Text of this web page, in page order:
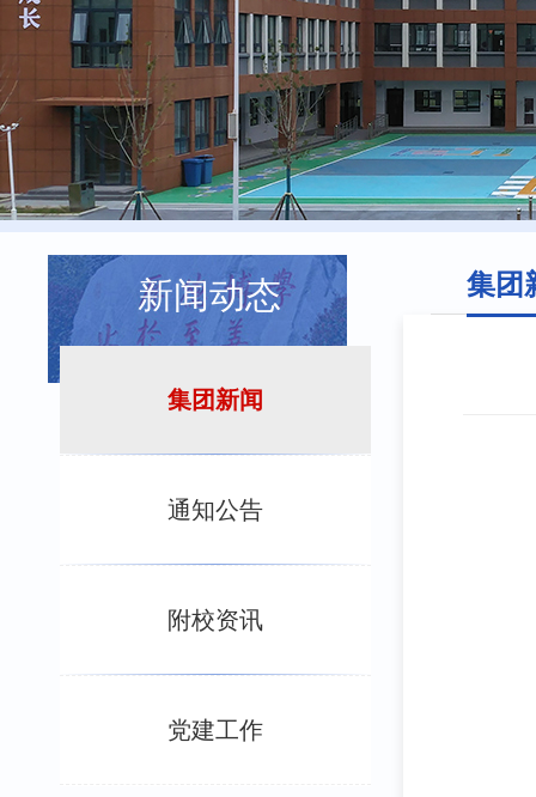
新闻动态
集团新闻
通知公告
附校资讯
党建工作
集团